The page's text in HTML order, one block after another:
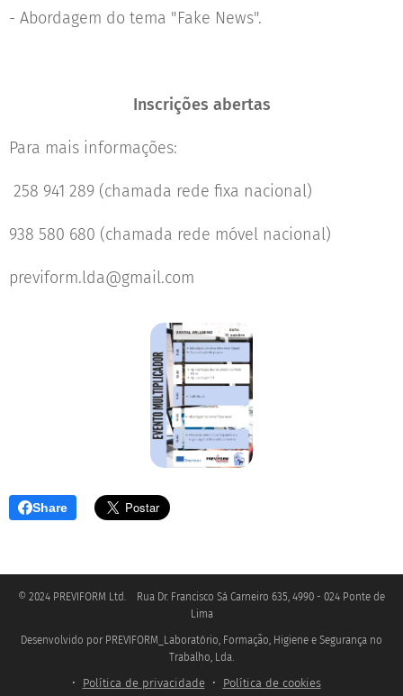
- Abordagem do tema "Fake News".
Inscrições abertas
Para mais informações:
258 941 289 (chamada rede fixa nacional)
938 580 680 (chamada rede móvel nacional)
previform.lda@gmail.com
Share
© 2024 PREVIFORM Ltd. Rua Dr. Francisco Sá Carneiro 635, 4990 - 024 Ponte de
Lima
Desenvolvido por PREVIFORM_Laboratório, Formação, Higiene e Segurança no
Trabalho, Lda.
Política de privacidade
Política de cookies